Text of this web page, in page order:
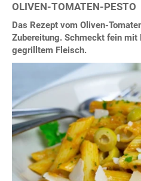
OLIVEN-TOMATEN-PESTO
Das Rezept vom Oliven-
Zubereitung. Schmeckt fein mit
gegrilltem Fleisch.